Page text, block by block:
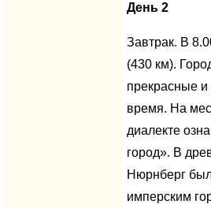
День 2
Завтрак. В
(430 км).
прекрасные
время. На
диалекте
город». В
Нюрнберг
имперским